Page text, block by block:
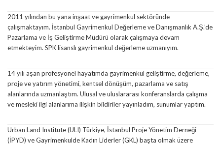
2011 yılından bu yana inşaat ve gayrimenkul sektöründe
çalışmaktayım. İstanbul Gayrimenkul Değerleme ve Danışmanlık A.Ş.’de
Pazarlama ve İş Geliştirme Müdürü olarak çalışmaya devam
etmekteyim. SPK lisanslı gayrimenkul değerleme uzmanıyım.
14 yılı aşan profesyonel hayatımda gayrimenkul geliştirme, değerleme,
proje ve yatırım yönetimi, kentsel dönüşüm, pazarlama ve satış
alanlarında uzmanlaştım. Ulusal ve uluslararası konferanslarda çalışma
ve mesleki ilgi alanlarıma ilişkin bildiriler yayınladım, sunumlar yaptım.
Urban Land Institute (ULI) Türkiye, İstanbul Proje Yönetim Derneği
(İPYD) ve Gayrimenkulde Kadın Liderler (GKL) başta olmak üzere